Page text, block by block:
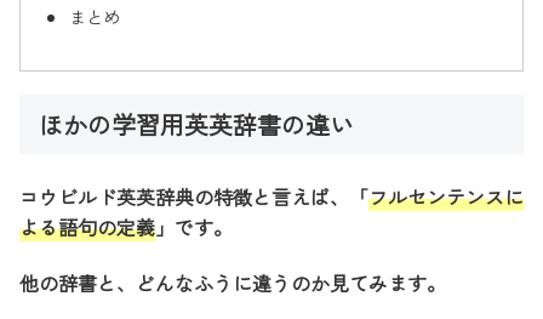
まとめ
ほかの学習用英英辞書の違い
コウビルド英英辞典の特徴と言えば、「フルセンテンスに
よる語句の定義」です。
他の辞書と、どんなふうに違うのか見てみます。